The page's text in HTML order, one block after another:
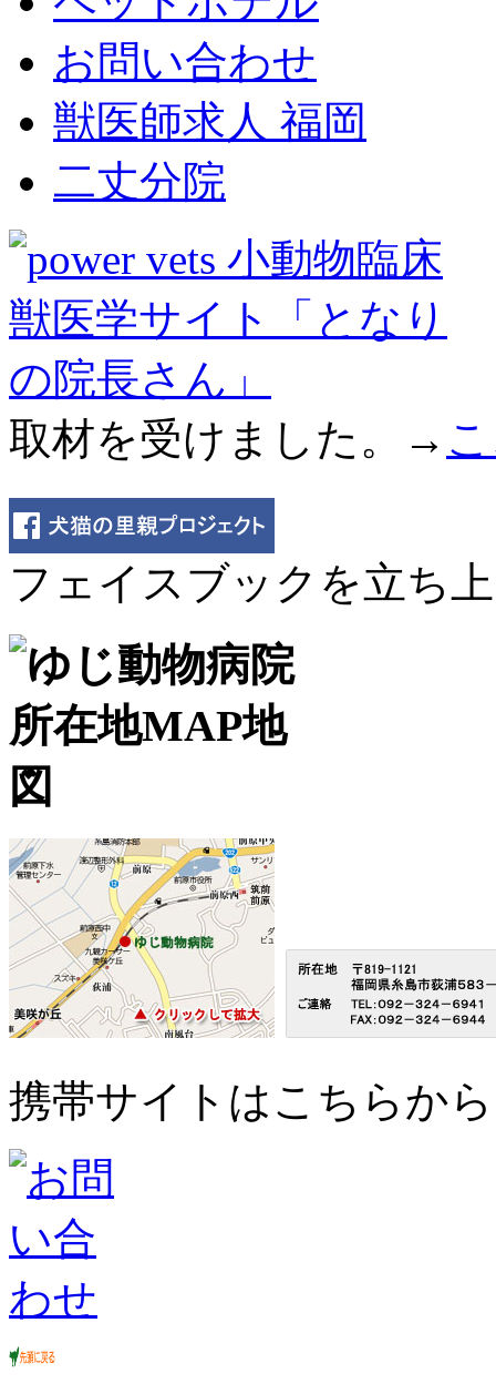
お問い合わせ
獣医師求人 福岡
二丈分院
取材を受けました。→
フェイスブックを立ち
携帯サイトはこちらから